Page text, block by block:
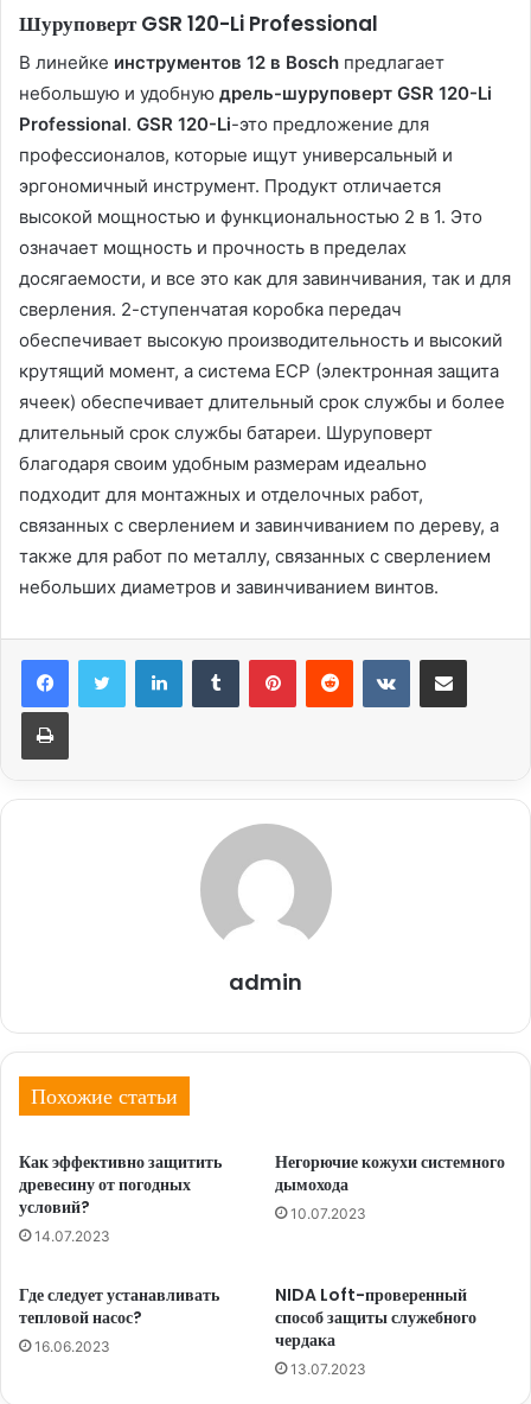
Шуруповерт GSR 120-Li Professional
В линейке инструментов 12 в Bosch предлагает
небольшую и удобную дрель-шуруповерт GSR 120-Li
Professional. GSR 120-Li-это предложение для
профессионалов, которые ищут универсальный и
эргономичный инструмент. Продукт отличается
высокой мощностью и функциональностью 2 в 1. Это
означает мощность и прочность в пределах
досягаемости, и все это как для завинчивания, так и для
сверления. 2-ступенчатая коробка передач
обеспечивает высокую производительность и высокий
крутящий момент, а система ECP (электронная защита
ячеек) обеспечивает длительный срок службы и более
длительный срок службы батареи. Шуруповерт
благодаря своим удобным размерам идеально
подходит для монтажных и отделочных работ,
связанных с сверлением и завинчиванием по дереву, а
также для работ по металлу, связанных с сверлением
небольших диаметров и завинчиванием винтов.
LinkedInTumblr PinterestReddit ВконтактеПоделиться через электронную почту
Печатать
admin
Похожие статьи
Как эффективно защитить
древесину от погодных
условий?
14.07.2023
Негорючие кожухи системного
дымохода
10.07.2023
Где следует устанавливать
тепловой насос?
16.06.2023
NIDA Loft-проверенный
способ защиты служебного
чердака
13.07.2023